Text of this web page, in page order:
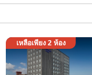
เหลือเพียง 2ห้อง